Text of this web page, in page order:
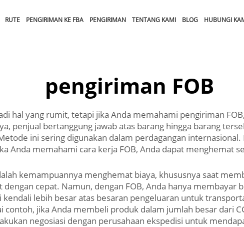
RUTE PENGIRIMAN KE FBA PENGIRIMAN TENTANG KAMI BLOG HUBUNGI
pengiriman FOB
hal yang rumit, tetapi jika Anda memahami pengiriman
penjual bertanggung jawab atas barang hingga barang
ini sering digunakan dalam perdagangan
Anda memahami cara kerja FOB, Anda dapat menghemat
kemampuannya menghemat biaya, khususnya saat
cepat. Namun, dengan FOB, Anda hanya membayar
lebih besar atas besaran pengeluaran untuk
contoh, jika Anda membeli produk dalam jumlah besar dari
negosiasi dengan perusahaan ekspedisi untuk